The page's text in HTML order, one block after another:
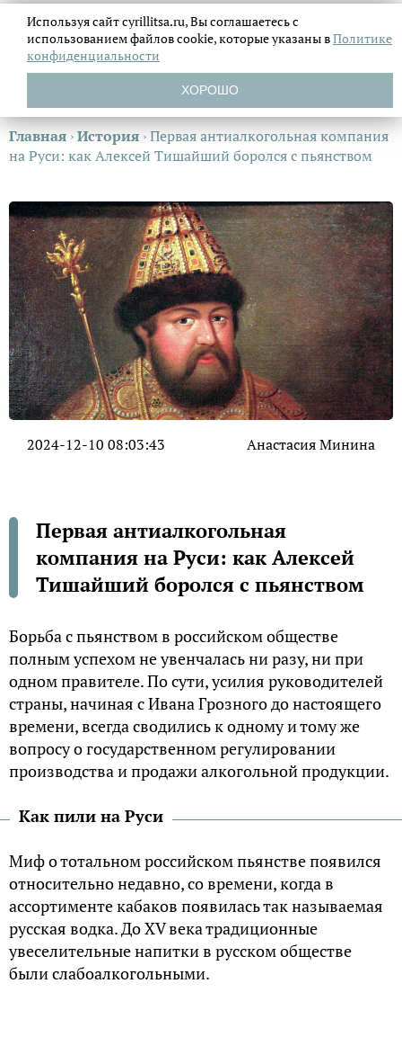
Главная ›История ›Первая антиалкогольная компания
на Руси: как Алексей Тишайший боролся с пьянством
2024-12-10 08:03:43 Анастасия Минина
Первая антиалкогольная
компания на Руси: как Алексей
Тишайший боролся с пьянством
Борьба с пьянством в российском обществе
полным успехом не увенчалась ни разу, ни при
одном правителе. По сути, усилия руководителей
страны, начиная с Ивана Грозного до настоящего
времени, всегда сводились к одному и тому же
вопросу о государственном регулировании
производства и продажи алкогольной продукции.
Как пили на Руси
Миф о тотальном российском пьянстве появился
относительно недавно, со времени, когда в
ассортименте кабаков появилась так называемая
русская водка. До XV века традиционные
увеселительные напитки в русском обществе
были слабоалкогольными.
Используя сайт cyrillitsa.ru, Вы соглашаетесь с
использованием файловcookie, которые указаны вПолитике
конфиденциальности
ХОРОШО